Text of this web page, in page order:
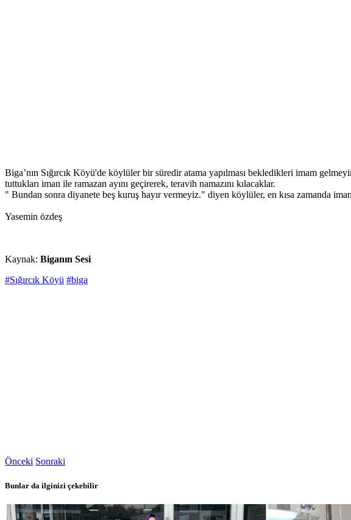
Biga’nın Sığırcık Köyü'de köylüler bir süredir atama yapılması bekledikleri imam
tuttukları iman ile ramazan ayını geçirerek, teravih namazını kılacaklar.
" Bundan sonra diyanete beş kuruş hayır vermeyiz." diyen köylüler, en kısa zamanda
Yasemin özdeş
Kaynak: Biganın Sesi
#Sığırcık Köyü #biga
Önceki Sonraki
Bunlar da ilginizi çekebilir